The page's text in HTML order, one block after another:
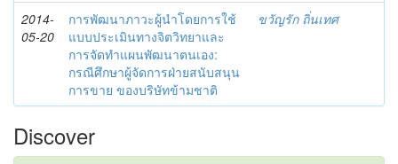
2014-
05-20
การพัฒนาภาวะผู้นำโดยการใช้
แบบประเมินทางจิตวิทยาและ
การจัดทำแผนพัฒนาตนเอง:
กรณีศึกษาผู้จัดการฝ่ายสนับสนุน
การขาย ของบริษัทข้ามชาติ
ขวัญรัก ถิ่นเทศ
Discover